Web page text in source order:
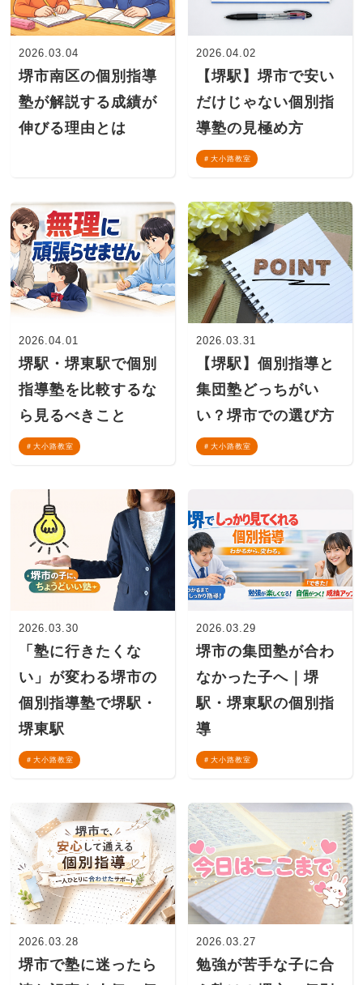
2026.03.04
堺市南区の個別指導
塾が解説する成績が
伸びる理由とは
2026.04.02
【堺駅】堺市で安い
だけじゃない個別指
導塾の見極め方
大小路教室
2026.04.01
堺駅・堺東駅で個別
指導塾を比較するな
ら見るべきこと
大小路教室
2026.03.31
【堺駅】個別指導と
集団塾どっちがい
い？堺市での選び方
大小路教室
2026.03.30
「塾に行きたくな
い」が変わる堺市の
個別指導塾で堺駅・
堺東駅
大小路教室
2026.03.29
堺市の集団塾が合わ
なかった子へ｜堺
駅・堺東駅の個別指
導
大小路教室
2026.03.28
堺市で塾に迷ったら
2026.03.27
勉強が苦手な子に合